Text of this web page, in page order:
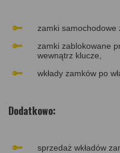
zamki samochodowe
zamki zablokowane
wewnątrz klucze,
wkłady zamków po
Dodatkowo:
sprzedaż wkładów